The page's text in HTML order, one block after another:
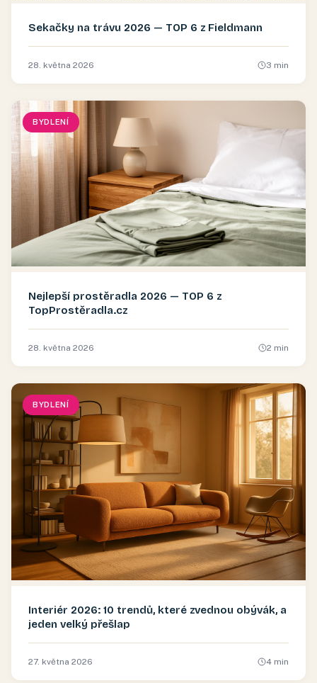
Sekačky na trávu 2026 — TOP 6 z Fieldmann
28. května 2026 3 min
BYDLENÍ
Nejlepší prostěradla 2026 — TOP 6 z
TopProstěradla.cz
28. května 2026 2 min
BYDLENÍ
Interiér 2026: 10 trendů, které zvednou obývák, a
jeden velký přešlap
27. května 2026 4 min